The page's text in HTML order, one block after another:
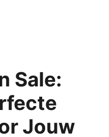
Sale:
Jouw